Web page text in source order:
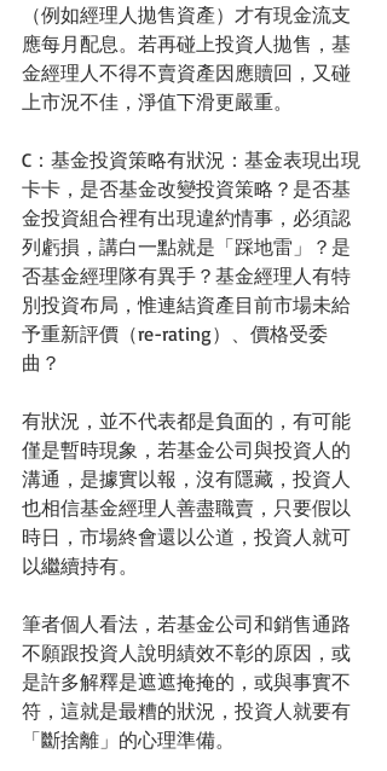
（例如經理人拋售資產）才有現金流支
應每月配息。若再碰上投資人拋售，基
金經理人不得不賣資產因應贖回，又碰
上市況不佳，淨值下滑更嚴重。
C：基金投資策略有狀況：基金表現出現
卡卡，是否基金改變投資策略？是否基
金投資組合裡有出現違約情事，必須認
列虧損，講白一點就是「踩地雷」？是
否基金經理隊有異手？基金經理人有特
別投資布局，惟連結資產目前市場未給
予重新評價（re-rating）、價格受委
曲？
有狀況，並不代表都是負面的，有可能
僅是暫時現象，若基金公司與投資人的
溝通，是據實以報，沒有隱藏，投資人
也相信基金經理人善盡職賣，只要假以
時日，市場終會還以公道，投資人就可
以繼續持有。
筆者個人看法，若基金公司和銷售通路
不願跟投資人說明績效不彰的原因，或
是許多解釋是遮遮掩掩的，或與事實不
符，這就是最糟的狀況，投資人就要有
「斷捨離」的心理準備。